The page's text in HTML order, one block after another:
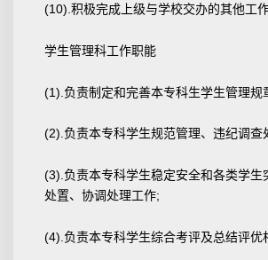
(10).积极完成上级与学校交办的其他工作
学生管理科工作职能
(1).负责制定和完善本专科生学生管理规
(2).负责本专科学生规范管理、违纪调查
(3).负责本专科学生稳定安全和各类学生
处置、协调处理工作;
(4).负责本专科学生综合考评及总结评优